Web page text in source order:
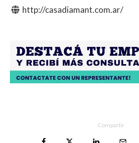
http://casadiamant.com.ar/
Compartir